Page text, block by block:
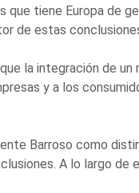
que tiene Europa de
de estas
la integración de un
y a los
Barroso como
A lo largo de